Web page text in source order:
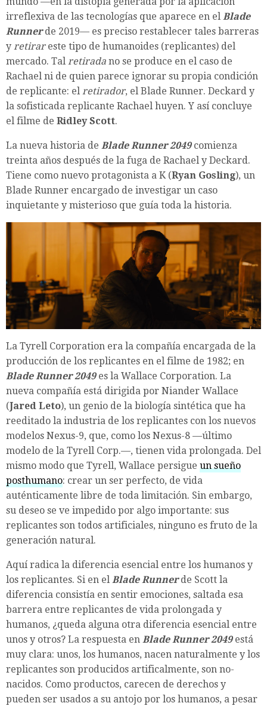
irreflexiva de las tecnologías que aparece en el Blade
Runnerde 2019— es preciso restablecer tales barreras
y retirareste tipo de humanoides (replicantes) del
mercado. Tal retirada no se produce en el caso de
Rachael ni de quien parece ignorar su propia condición
de replicante: el retirador, el Blade Runner. Deckard y
la sofisticada replicante Rachael huyen. Y así concluye
el filme de Ridley Scott.
La nueva historia de Blade Runner 2049 comienza
treinta años después de la fuga de Rachael y Deckard.
Tiene como nuevo protagonista a K (Ryan Gosling), un
Blade Runner encargado de investigar un caso
inquietante y misterioso que guía toda la historia.
La Tyrell Corporation era la compañía encargada de la
producción de los replicantes en el filme de 1982; en
Blade Runner 2049es la Wallace Corporation. La
nueva compañía está dirigida por Niander Wallace
(Jared Leto), un genio de la biología sintética que ha
reeditado la industria de los replicantes con los nuevos
modelos Nexus-9, que, como los Nexus-8 —último
modelo de la Tyrell Corp.—, tienen vida prolongada. Del
mismo modo que Tyrell, Wallace persigue un sueño
posthumano: crear un ser perfecto, de vida
auténticamente libre de toda limitación. Sin embargo,
su deseo se ve impedido por algo importante: sus
replicantes son todos artificiales, ninguno es fruto de la
generación natural.
Aquí radica la diferencia esencial entre los humanos y
los replicantes. Si en el Blade Runner de Scott la
diferencia consistía en sentir emociones, saltada esa
barrera entre replicantes de vida prolongada y
humanos, ¿queda alguna otra diferencia esencial entre
unos y otros? La respuesta en Blade Runner 2049 está
muy clara: unos, los humanos, nacen naturalmente y los
replicantes son producidos artificalmente, son no-
nacidos. Como productos, carecen de derechos y
pueden ser usados a su antojo por los humanos, a pesar